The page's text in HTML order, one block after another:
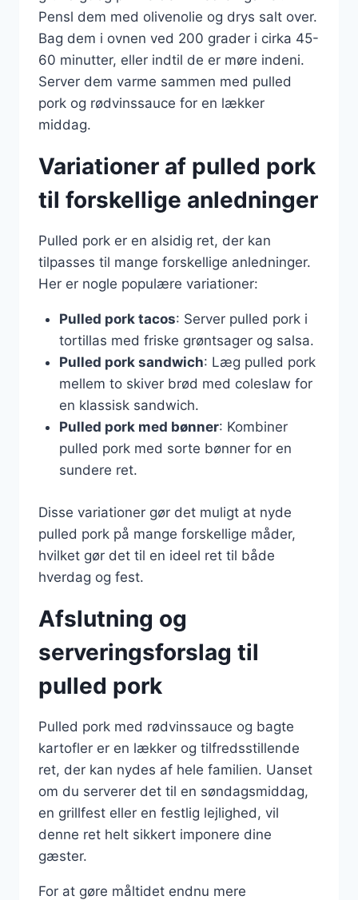
Pensl dem med olivenolie og drys salt over.
Bag dem i ovnen ved 200 grader i cirka 45-
60 minutter, eller indtil de er møre indeni.
Server dem varme sammen med pulled
pork og rødvinssauce for en lækker
middag.
Variationer af pulled pork
til forskellige anledninger
Pulled pork er en alsidig ret, der kan
tilpasses til mange forskellige anledninger.
Her er nogle populære variationer:
Pulled pork tacos: Server pulled pork i
tortillas med friske grøntsager og salsa.
Pulled pork sandwich: Læg pulled pork
mellem to skiver brød med coleslaw for
en klassisk sandwich.
Pulled pork med bønner: Kombiner
pulled pork med sorte bønner for en
sundere ret.
Disse variationer gør det muligt at nyde
pulled pork på mange forskellige måder,
hvilket gør det til en ideel ret til både
hverdag og fest.
Afslutning og
serveringsforslag til
pulled pork
Pulled pork med rødvinssauce og bagte
kartofler er en lækker og tilfredsstillende
ret, der kan nydes af hele familien. Uanset
om du serverer det til en søndagsmiddag,
en grillfest eller en festlig lejlighed, vil
denne ret helt sikkert imponere dine
gæster.
For at gøre måltidet endnu mere